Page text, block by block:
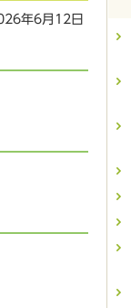
年6月12日